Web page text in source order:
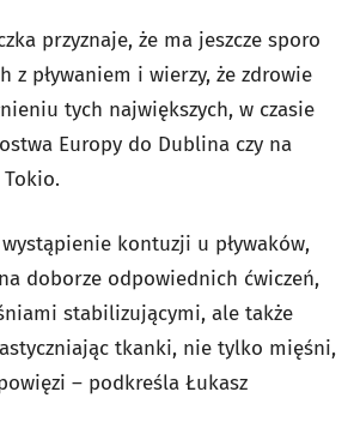
przyznaje, że ma jeszcze sporo
z pływaniem i wierzy, że zdrowie
tych największych, w czasie
Europy do Dublina czy na
kontuzji u pływaków,
doborze odpowiednich ćwiczeń,
stabilizującymi, ale także
tkanki, nie tylko mięśni,
– podkreśla Łukasz